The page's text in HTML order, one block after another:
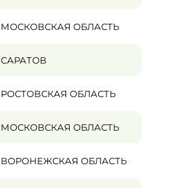
МОСКОВСКАЯ ОБЛАСТЬ
САРАТОВ
РОСТОВСКАЯ ОБЛАСТЬ
МОСКОВСКАЯ ОБЛАСТЬ
ВОРОНЕЖСКАЯ ОБЛАСТЬ